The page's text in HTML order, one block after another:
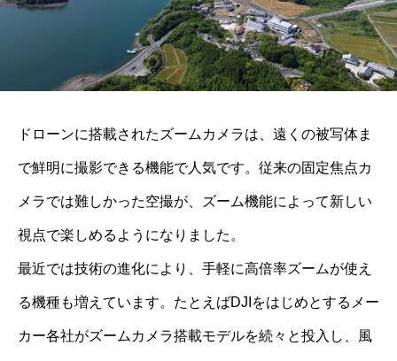
ドローンに搭載されたズームカメラは、遠くの被写体ま
で鮮明に撮影できる機能で人気です。従来の固定焦点カ
メラでは難しかった空撮が、ズーム機能によって新しい
視点で楽しめるようになりました。
最近では技術の進化により、手軽に高倍率ズームが使え
る機種も増えています。たとえばDJIをはじめとするメー
カー各社がズームカメラ搭載モデルを続々と投入し、風